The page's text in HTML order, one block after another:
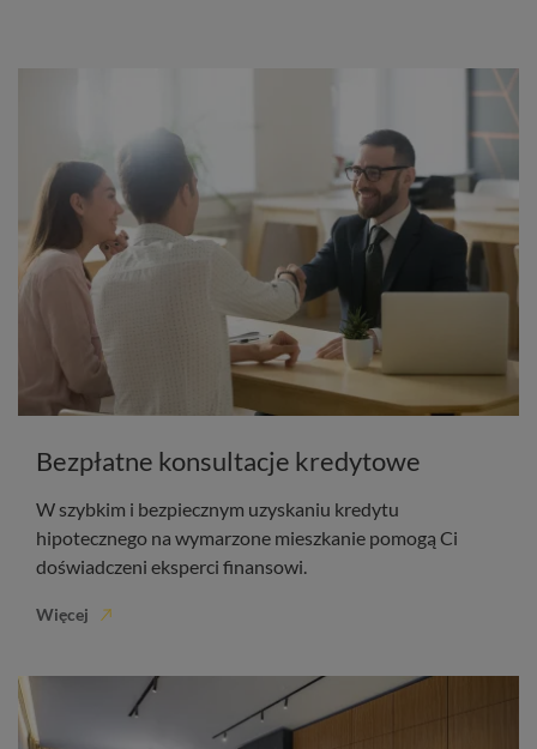
Bezpłatne konsultacje kredytowe
W szybkim i bezpiecznym uzyskaniu kredytu
hipotecznego na wymarzone mieszkanie pomogą Ci
doświadczeni eksperci finansowi.
Więcej